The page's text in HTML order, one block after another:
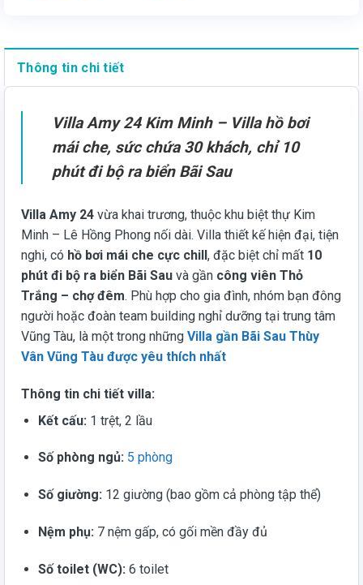
Thông tin chi tiết
Villa Amy 24 Kim Minh – Villa hồ bơi
mái che, sức chứa 30 khách, chỉ 10
phút đi bộ ra biển Bãi Sau
Villa Amy 24 vừa khai trương, thuộc khu biệt thự Kim
Minh – Lê Hồng Phong nối dài. Villa thiết kế hiện đại, tiện
nghi, có hồ bơi mái che cực chill, đặc biệt chỉ mất 10
phút đi bộ ra biển Bãi Sau và gần công viên Thỏ
Trắng – chợ đêm. Phù hợp cho gia đình, nhóm bạn đông
người hoặc đoàn team building nghỉ dưỡng tại trung tâm
Vũng Tàu, là một trong những Villa gần Bãi Sau Thùy
Vân Vũng Tàu được yêu thích nhất
Thông tin chi tiết villa:
Kết cấu: 1 trệt, 2 lầu
Số phòng ngủ: 5 phòng
Số giường: 12 giường (bao gồm cả phòng tập thể)
Nệm phụ: 7 nệm gấp, có gối mền đầy đủ
Số toilet (WC): 6 toilet